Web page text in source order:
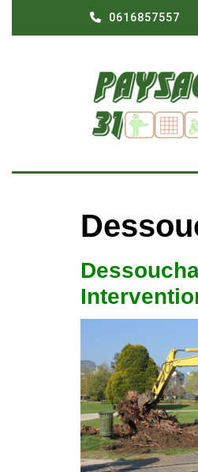
0616857557